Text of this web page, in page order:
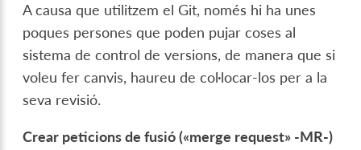
A causa que utilitzem el Git, només hi ha unes
poques persones que poden pujar coses al
sistema de control de versions, de manera que si
voleu fer canvis, haureu de col·locar-los per a la
seva revisió.
Crear peticions de fusió («merge request» -MR-)